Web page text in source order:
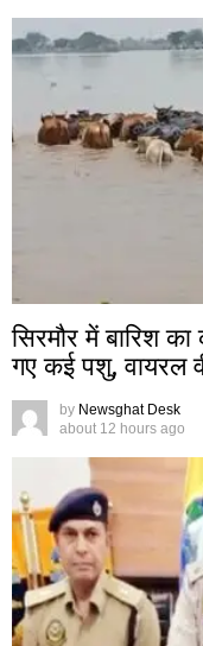
सिरमौर में बारिश
गए कई पशु, वायरल
by Newsghat Desk
about 12 hours ago